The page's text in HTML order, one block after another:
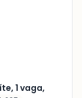
1 vaga,